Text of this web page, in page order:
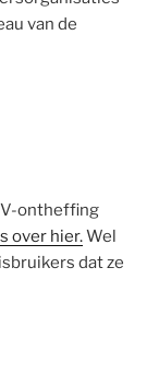
van de
ontheffing
over hier.Wel
dat ze